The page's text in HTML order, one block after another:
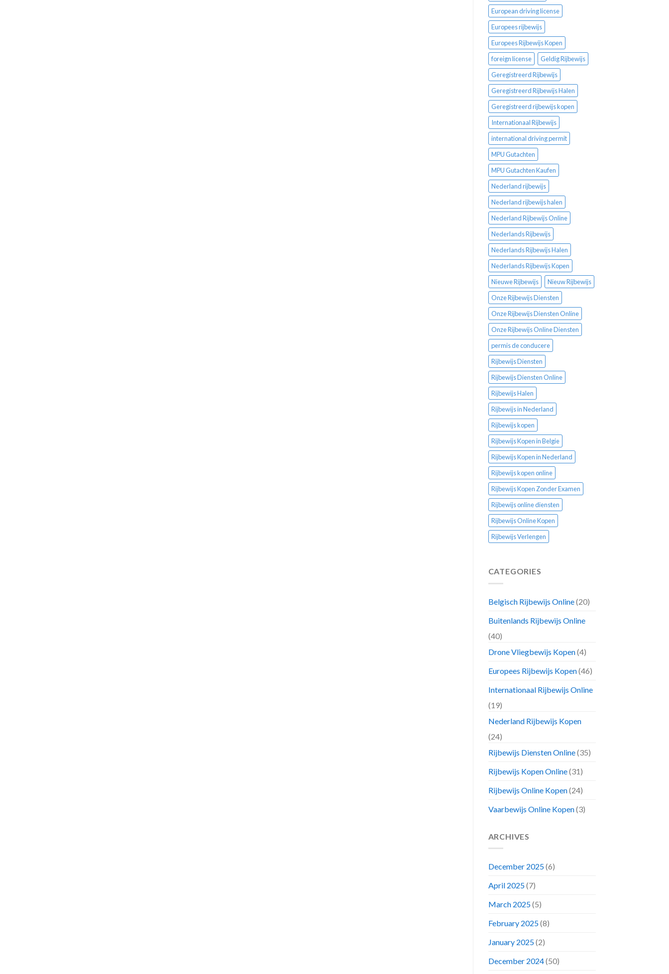
European driving license
Europees rijbewijs
Europees Rijbewijs Kopen
foreign license
Geldig Rijbewijs
Geregistreerd Rijbewijs
Geregistreerd Rijbewijs Halen
Geregistreerd rijbewijs kopen
Internationaal Rijbewijs
international driving permit
MPU Gutachten
MPU Gutachten Kaufen
Nederland rijbewijs
Nederland rijbewijs halen
Nederland Rijbewijs Online
Nederlands Rijbewijs
Nederlands Rijbewijs Halen
Nederlands Rijbewijs Kopen
Nieuwe Rijbewijs
Nieuw Rijbewijs
Onze Rijbewijs Diensten
Onze Rijbewijs Diensten Online
Onze Rijbewijs Online Diensten
permis de conducere
Rijbewijs Diensten
Rijbewijs Diensten Online
Rijbewijs Halen
Rijbewijs in Nederland
Rijbewijs kopen
Rijbewijs Kopen in Belgie
Rijbewijs Kopen in Nederland
Rijbewijs kopen online
Rijbewijs Kopen Zonder Examen
Rijbewijs online diensten
Rijbewijs Online Kopen
Rijbewijs Verlengen
CATEGORIES
Belgisch Rijbewijs Online(20)
Buitenlands Rijbewijs Online
(40)
Drone Vliegbewijs Kopen(4)
Europees Rijbewijs Kopen(46)
Internationaal Rijbewijs Online
(19)
Nederland Rijbewijs Kopen
(24)
Rijbewijs Diensten Online(35)
Rijbewijs Kopen Online(31)
Rijbewijs Online Kopen(24)
Vaarbewijs Online Kopen(3)
ARCHIVES
December 2025(6)
April 2025(7)
March 2025(5)
February 2025(8)
January 2025(2)
December 2024(50)